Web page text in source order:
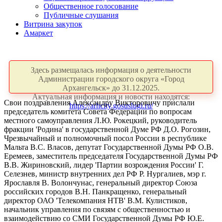
Общественное голосование
Публичные слушания
Витрина закупок
Амаркет
Здесь размещалась информация о деятельности
Администрации городского округа «Город
Архангельск» до 31.12.2025.
Актуальная информация и новости находятся:
https://arhcity.gosuslugi.ru/
Свои поздравления Александру Викторовичу прислали
председатель комитета Совета Федерации по вопросам
местного самоуправления Л.Ю. Рокецкий, руководитель
фракции 'Родина' в государственной Думе РФ Д.О. Рогозин,
Чрезвычайный и полномочный посол России в республике
Мальта В.С. Власов, депутат Государственной Думы РФ О.В.
Еремеев, заместитель председателя Государственной Думы РФ
В.В. Жириновский, лидер 'Партии возрождения России' Г.
Селезнев, министр внутренних дел РФ Р. Нургалиев, мэр г.
Ярославля В. Волончунас, генеральный директор Союза
российских городов В.Н. Панкращенко, генеральный
директор ОАО 'Телекомпания НТВ' В.М. Кулистиков,
начальник управления по связям с общественностью и
взаимодействию со СМИ Государственной Думы РФ Ю.Е.